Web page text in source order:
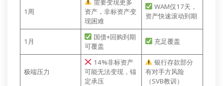
1周
需要变现更多
资产，非标资产变
现困难
WAM仅17天，
资产快速滚动到期
1月
国债+回购到期
可覆盖
充足覆盖
极端压力
14%非标资产
可能无法变现，锚
定承压
银行存款部分
有对手方风险
（SVB教训）